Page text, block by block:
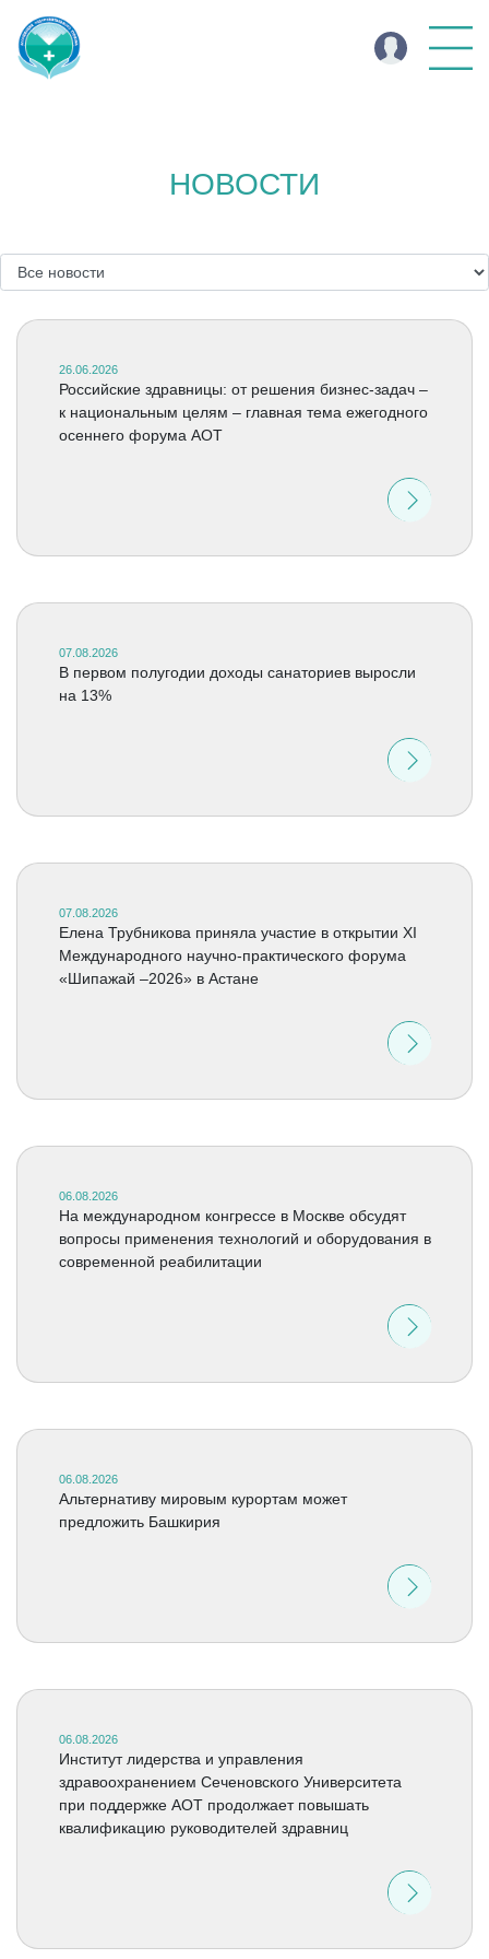
НОВОСТИ
26.06.2026
Российские здравницы: от решения бизнес-задач –
к национальным целям – главная тема ежегодного
осеннего форума АОТ
07.08.2026
В первом полугодии доходы санаториев выросли
на 13%
07.08.2026
Елена Трубникова приняла участие в открытии XI
Международного научно-практического форума
«Шипажай –2026» в Астане
06.08.2026
На международном конгрессе в Москве обсудят
вопросы применения технологий и оборудования в
современной реабилитации
06.08.2026
Альтернативу мировым курортам может
предложить Башкирия
06.08.2026
Институт лидерства и управления
здравоохранением Сеченовского Университета
при поддержке АОТ продолжает повышать
квалификацию руководителей здравниц